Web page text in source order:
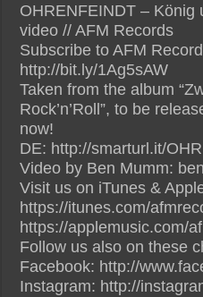
OHRENFEINDT – König
video // AFM Records
Subscribe to AFM
http://bit.ly/1Ag5sAW
Taken from the album
Rock’n’Roll”, to be
now!
DE: http://smarturl.it/
Video by Ben Mumm:
Visit us on iTunes &
https://itunes.com/
https://applemusic.com/
Follow us also on these
Facebook: http://
Instagram: http://